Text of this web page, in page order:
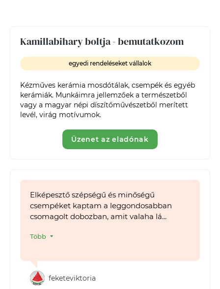
Kamillabihary boltja - bemutatkozom
egyedi rendeléseket vállalok
Kézműves kerámia mosdótálak, csempék és egyéb
kerámiák. Munkáimra jellemzőek a természetből
vagy a magyar népi díszítőművészetből merített
levél, virág motívumok.
Üzenet az eladónak
Elképesztő szépségű és minőségű
csempéket kaptam a leggondosabban
csomagolt dobozban, amit valaha lá...
Több
feketeviktoria